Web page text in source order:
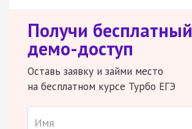
Получи бесплатный
демо-доступ
Оставь заявку и займи место
на бесплатном курсе Турбо ЕГЭ